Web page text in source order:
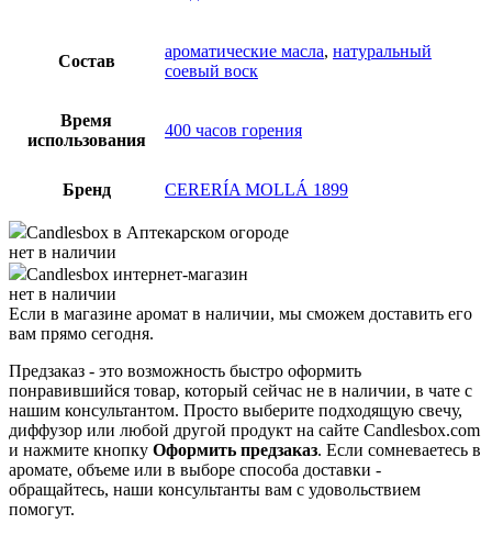
Состав
ароматические масла, натуральный
соевый воск
Время
использования
400 часов горения
Бренд CERERÍA MOLLÁ 1899
Candlesbox в Аптекарском огороде
нет в наличии
Candlesbox интернет-магазин
нет в наличии
Если в магазине аромат в наличии, мы сможем доставить его
вам прямо сегодня.
Предзаказ - это возможность быстро оформить
понравившийся товар, который сейчас не в наличии, в чате с
нашим консультантом. Просто выберите подходящую свечу,
диффузор или любой другой продукт на сайте Candlesbox.com
и нажмите кнопку Оформить предзаказ. Если сомневаетесь в
аромате, объеме или в выборе способа доставки -
обращайтесь, наши консультанты вам с удовольствием
помогут.